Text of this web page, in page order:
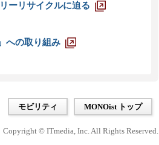
ーリサイクルに迫る
への取り組み
モビリティ MONOist トップ
Copyright © ITmedia, Inc. All Rights Reserved.